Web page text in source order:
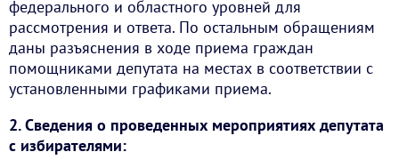
федерального и областного уровней для
рассмотрения и ответа. По остальным обращениям
даны разъяснения в ходе приема граждан
помощниками депутата на местах в соответствии с
установленными графиками приема.
2. Сведения о проведенных мероприятиях депутата
с избирателями: